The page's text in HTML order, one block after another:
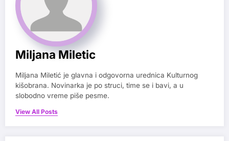
Miljana Miletic
Miljana Miletić je glavna i odgovorna urednica Kulturnog
kišobrana. Novinarka je po struci, time se i bavi, a u
slobodno vreme piše pesme.
View All Posts